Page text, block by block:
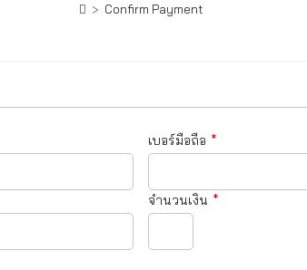
> Confirm Payment
เบอร์มือถือ *
จำนวนเงิน *